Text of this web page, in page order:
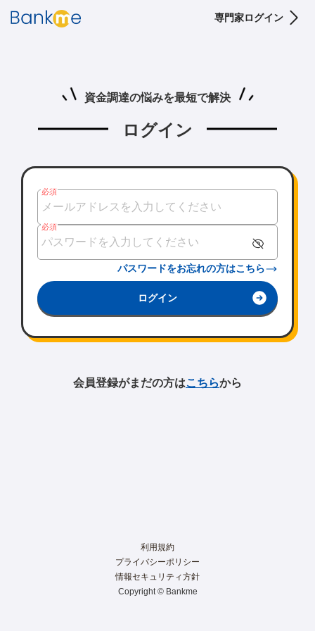
専門家ログイン
資金調達の悩みを最短で解決
ログイン
必須
必須
パスワードをお忘れの方はこちら
ログイン
会員登録がまだの方はこちらから
利用規約
プライバシーポリシー
情報セキュリティ方針
Copyright © Bankme